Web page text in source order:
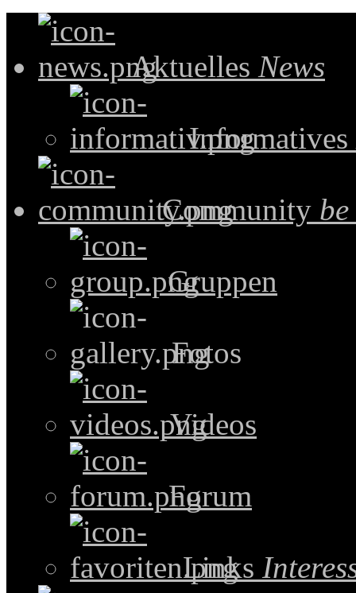
Aktuelles News
Informatives
Community
Gruppen
Fotos
Videos
Forum
Links